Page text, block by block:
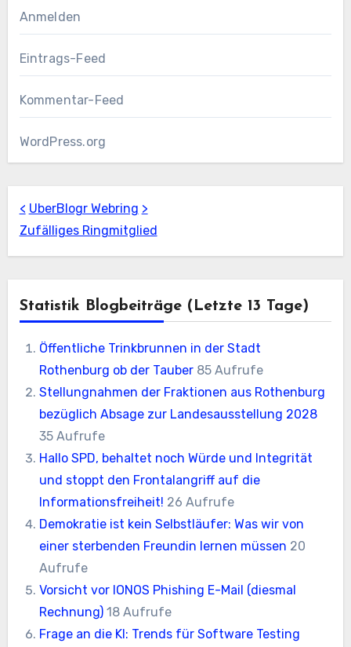
Anmelden
Eintrags-Feed
Kommentar-Feed
WordPress.org
< UberBlogr Webring >
Zufälliges Ringmitglied
Statistik Blogbeiträge (letzte 13 Tage)
Öffentliche Trinkbrunnen in der Stadt
Rothenburg ob der Tauber 85 Aufrufe
Stellungnahmen der Fraktionen aus Rothenburg
bezüglich Absage zur Landesausstellung 2028
35 Aufrufe
Hallo SPD, behaltet noch Würde und Integrität
und stoppt den Frontalangriff auf die
Informationsfreiheit! 26 Aufrufe
Demokratie ist kein Selbstläufer: Was wir von
einer sterbenden Freundin lernen müssen 20
Aufrufe
Vorsicht vor IONOS Phishing E-Mail (diesmal
Rechnung) 18 Aufrufe
Frage an die KI: Trends für Software Testing